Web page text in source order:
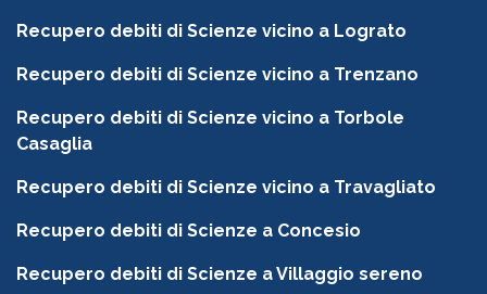
Recupero debiti di Scienze vicino a Lograto
Recupero debiti di Scienze vicino a Trenzano
Recupero debiti di Scienze vicino a Torbole
Casaglia
Recupero debiti di Scienze vicino a Travagliato
Recupero debiti di Scienze a Concesio
Recupero debiti di Scienze a Villaggio sereno